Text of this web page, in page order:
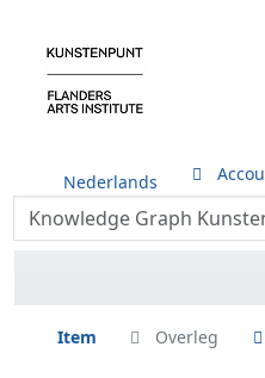
Nederlands
Item Overleg